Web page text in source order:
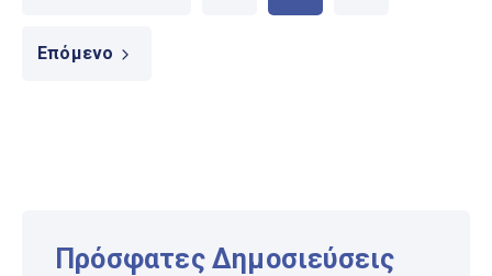
Επόμενο
Πρόσφατες Δημοσιεύσεις